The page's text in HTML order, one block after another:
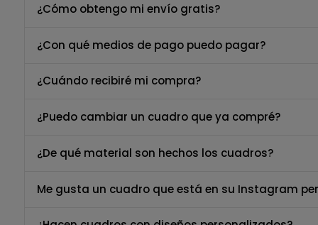
¿Cómo obtengo mi envío gratis?
¿Con qué medios de pago puedo pagar?
¿Cuándo recibiré mi compra?
¿Puedo cambiar un cuadro que ya compré?
¿De qué material son hechos los cuadros?
Me gusta un cuadro que está en su Instagram